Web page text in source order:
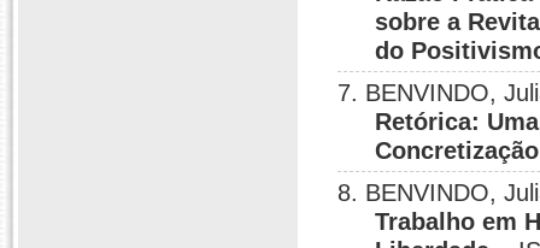
sobre a
do
7. BENVINDO,
Retórica:
8. BENVINDO,
Trabalho em